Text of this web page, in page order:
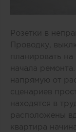
Розетки в
Проводку,
планировать
начала
напрямую от
сценариев
находятся в
расположены
квартира